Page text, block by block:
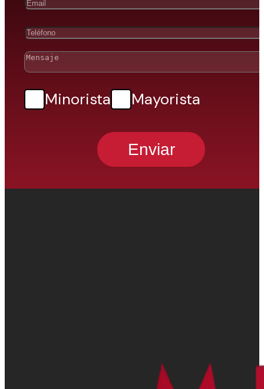
Minorista Mayorista
Enviar